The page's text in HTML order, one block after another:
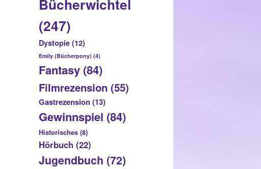
Bücherwichtel
(247)
Dystopie (12)
Emily (Bücherpony) (4)
Fantasy (84)
Filmrezension (55)
Gastrezension (13)
Gewinnspiel (84)
Historisches (8)
Hörbuch (22)
Jugendbuch (72)